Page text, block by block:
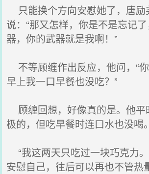
只能换个方向安慰她了，唐励
说：“那又怎样，你是不是忘记
器，你的武器就是我啊！”
不等顾缠作出反应，他问，“你
早上我一口早餐也没吃？”
顾缠回想，好像真的是。他平
极的，但吃早餐时连口水也没喝。
“我这两天只吃过一块巧克力
安慰自己，往后可以再也不管热